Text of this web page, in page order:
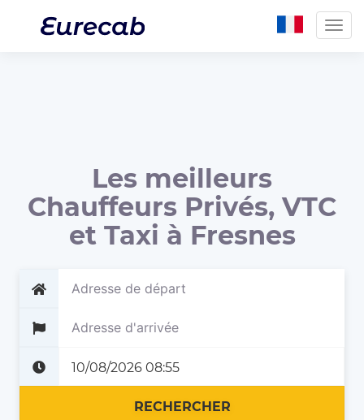
Les meilleurs
Chauffeurs Privés, VTC
et Taxi à Fresnes
RECHERCHER